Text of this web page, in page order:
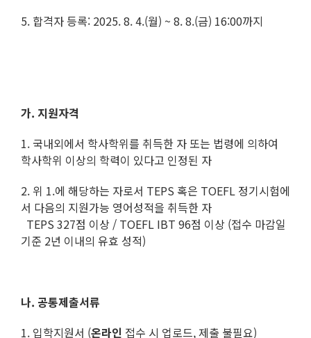
5. 합격자 등록: 2025. 8. 4.(월) ~ 8. 8.(금) 16:00까지
가. 지원자격
1. 국내외에서 학사학위를 취득한 자 또는 법령에 의하여
학사학위 이상의 학력이 있다고 인정된 자
2. 위 1.에 해당하는 자로서 TEPS 혹은 TOEFL 정기시험에
서 다음의 지원가능 영어성적을 취득한 자
TEPS 327점 이상 / TOEFL IBT 96점 이상 (접수 마감일
기준 2년 이내의 유효 성적)
나. 공통제출서류
1. 입학지원서 (온라인 접수 시 업로드, 제출 불필요)